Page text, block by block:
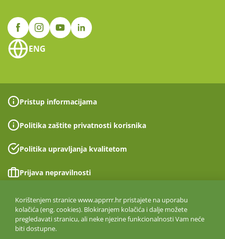
ENG
Pristup informacijama
Politika zaštite privatnosti korisnika
Politika upravljanja kvalitetom
Prijava nepravilnosti
Izjava o pristupačnosti
Politika informacijske sigurnosti
Korištenjem stranice www.apprrr.hr pristajete na uporabu
kolačića (eng. cookies). Blokiranjem kolačića i dalje možete
pregledavati stranicu, ali neke njezine funkcionalnosti Vam neće
biti dostupne.